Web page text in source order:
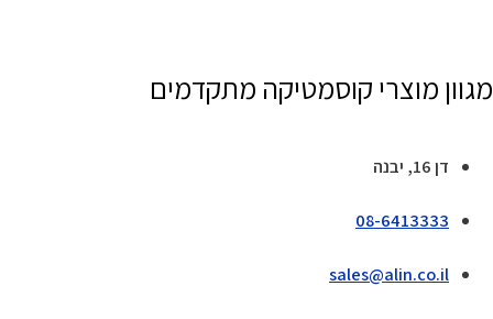
מגוון מוצרי קוסמטיקה מתקדמים
דן 16, יבנה
08-6413333
sales@alin.co.il